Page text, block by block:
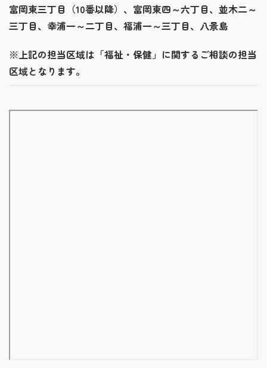
富岡東三丁目（10番以降）、富岡東四～六丁目、並木二～
三丁目、幸浦一～二丁目、福浦一～三丁目、八景島
※上記の担当区域は「福祉・保健」に関するご相談の担当
区域となります。